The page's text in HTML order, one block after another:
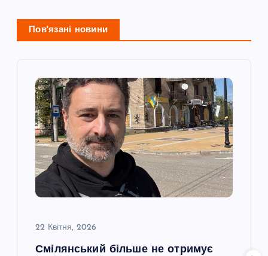
ц
Пов'язані новини
22 Квітня, 2026
Смілянський більше не отримує